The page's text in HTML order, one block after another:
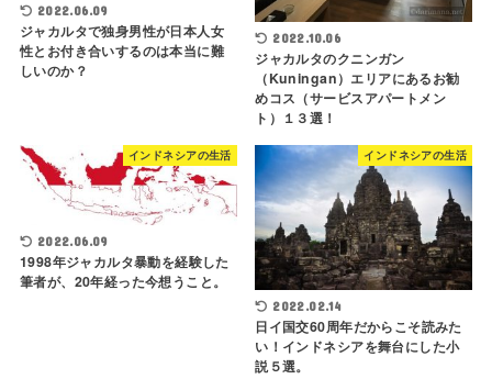
2022.06.09
ジャカルタで独身男性が日本人女
性とお付き合いするのは本当に難
しいのか？
2022.10.06
ジャカルタのクニンガン
（Kuningan）エリアにあるお勧
めコス（サービスアパートメン
ト）１３選！
インドネシアの生活
2022.06.09
1998年ジャカルタ暴動を経験した
筆者が、20年経った今想うこと。
インドネシアの生活
2022.02.14
日イ国交60周年だからこそ読みた
い！インドネシアを舞台にした小
説５選。